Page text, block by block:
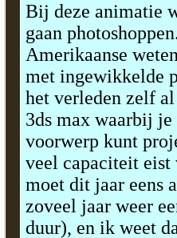
Bij deze animatie
gaan
Amerikaanse
met ingewikkelde
het verleden zelf
3ds max waarbij je
voorwerp kunt
veel capaciteit eist
moet dit jaar eens
zoveel jaar weer
duur), en ik weet